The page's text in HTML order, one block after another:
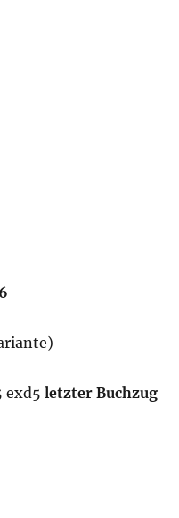
exd5 letzter Buchzug